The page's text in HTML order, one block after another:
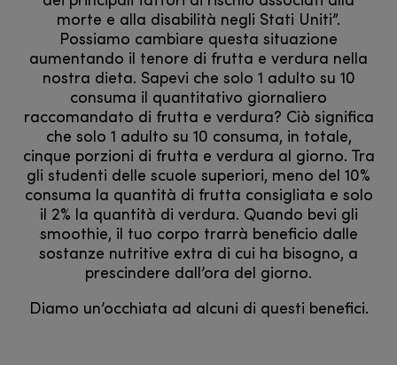
morte e alla disabilità negli Stati Uniti”.
Possiamo cambiare questa situazione
aumentando il tenore di frutta e verdura nella
nostra dieta. Sapevi che solo 1 adulto su 10
consuma il quantitativo giornaliero
raccomandato di frutta e verdura? Ciò significa
che solo 1 adulto su 10 consuma, in totale,
cinque porzioni di frutta e verdura al giorno. Tra
gli studenti delle scuole superiori, meno del 10%
consuma la quantità di frutta consigliata e solo
il 2% la quantità di verdura. Quando bevi gli
smoothie, il tuo corpo trarrà beneficio dalle
sostanze nutritive extra di cui ha bisogno, a
prescindere dall’ora del giorno.
Diamo un’occhiata ad alcuni di questi benefici.